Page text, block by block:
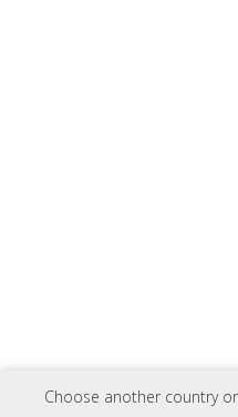
Choose another country